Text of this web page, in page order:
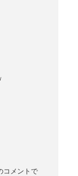
コメントで